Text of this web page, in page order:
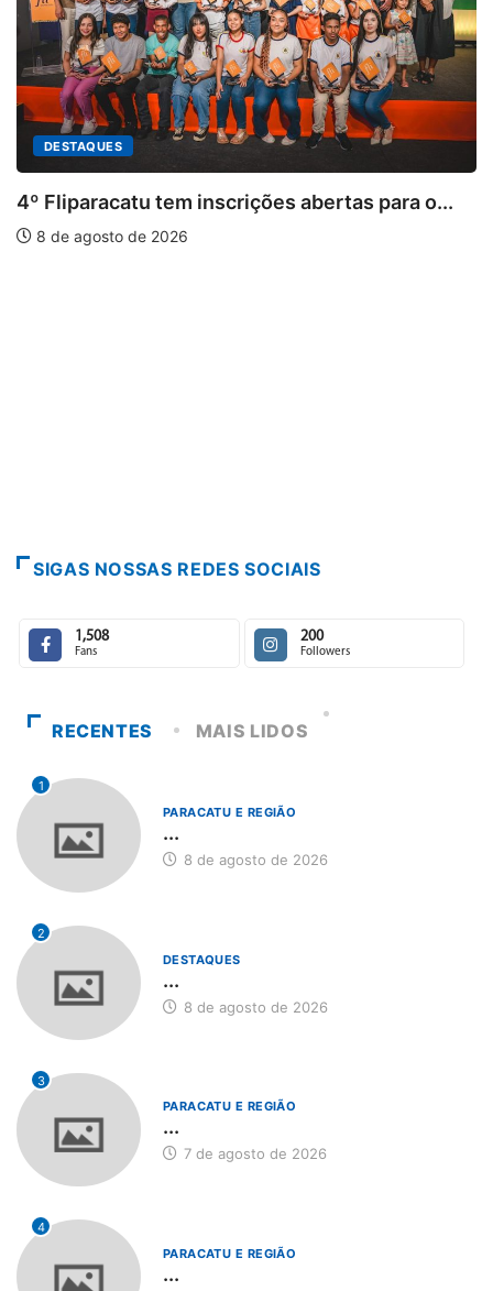
DESTAQUES
4º Fliparacatu tem inscrições abertas para o...
8 de agosto de 2026
SIGAS NOSSAS REDES SOCIAIS
1,508
Fans
200
Followers
RECENTES MAIS LIDOS
1
PARACATU E REGIÃO
...
8 de agosto de 2026
2
DESTAQUES
...
8 de agosto de 2026
3
PARACATU E REGIÃO
...
7 de agosto de 2026
4
PARACATU E REGIÃO
...